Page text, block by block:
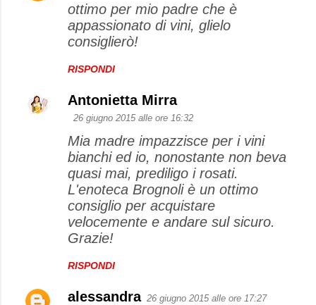
ottimo per mio padre che è
appassionato di vini, glielo
consiglierò!
RISPONDI
Antonietta Mirra
26 giugno 2015 alle ore 16:32
Mia madre impazzisce per i vini
bianchi ed io, nonostante non beva
quasi mai, prediligo i rosati.
L'enoteca Brognoli è un ottimo
consiglio per acquistare
velocemente e andare sul sicuro.
Grazie!
RISPONDI
alessandra 26 giugno 2015 alle ore 17:27